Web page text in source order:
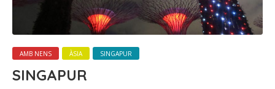
AMB NENS ÀSIA SINGAPUR
SINGAPUR